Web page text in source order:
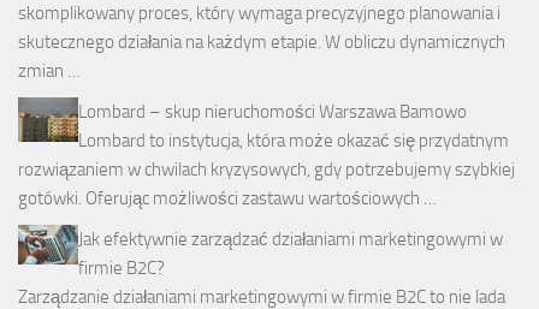
skomplikowany proces, który wymaga precyzyjnego planowania i
skutecznego działania na każdym etapie. W obliczu dynamicznych
zmian …
Lombard – skup nieruchomości Warszawa Bamowo
Lombard to instytucja, która może okazać się przydatnym
rozwiązaniem w chwilach kryzysowych, gdy potrzebujemy szybkiej
gotówki. Oferując możliwości zastawu wartościowych …
Jak efektywnie zarządzać działaniami marketingowymi w
firmie B2C?
Zarządzanie działaniami marketingowymi w firmie B2C to nie lada